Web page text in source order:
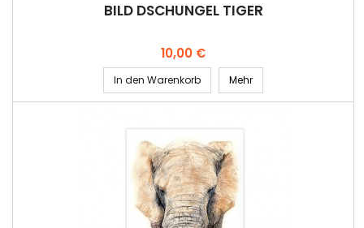
BILD DSCHUNGEL TIGER
Preis
10,00 €
In den Warenkorb Mehr